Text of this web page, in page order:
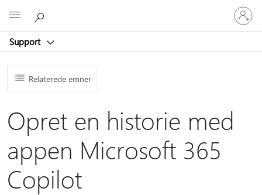
Support
Log
på
din
Relaterede emner
Opret en historie med
appen Microsoft 365
Copilot